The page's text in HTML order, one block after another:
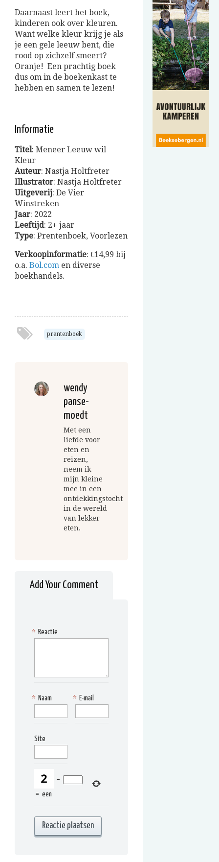
Daarnaast leert het boek,
kinderen ook over kleuren.
Want welke kleur krijg je als
je een gele leeuw bent, die
rood op zichzelf smeert?
Oranje! Een prachtig boek
dus om in de boekenkast te
hebben en samen te lezen!
Informatie
Titel: Meneer Leeuw wil
Kleur
Auteur: Nastja Holtfreter
Illustrator: Nastja Holtfreter
Uitgeverij: De Vier
Winstreken
Jaar: 2022
Leeftijd: 2+ jaar
Type: Prentenboek, Voorlezen
Verkoopinformatie: €14,99 bij
o.a. Bol.com en diverse
boekhandels.
prentenboek
wendy
panse-
moedt
Met een
liefde voor
eten en
reizen,
neem ik
mijn kleine
mee in een
ontdekkingstocht
in de wereld
van lekker
eten.
Add Your Comment
Reactie
*
Naam
* E-mail
*
Site
−
= een